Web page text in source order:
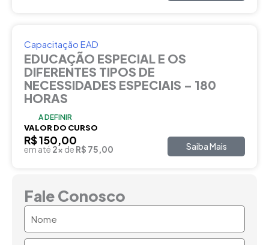
Capacitação EAD
EDUCAÇÃO ESPECIAL E OS
DIFERENTES TIPOS DE
NECESSIDADES ESPECIAIS – 180
HORAS
A DEFINIR
VALOR DO CURSO
R$ 150,00
em até 2x de R$ 75,00 Saiba Mais
Fale Conosco